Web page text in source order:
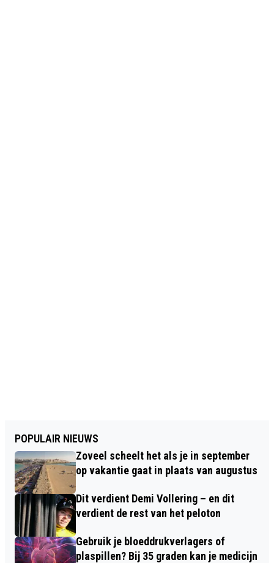
POPULAIR NIEUWS
Zoveel scheelt het als je in september
op vakantie gaat in plaats van augustus
Dit verdient Demi Vollering – en dit
verdient de rest van het peloton
Gebruik je bloeddrukverlagers of
plaspillen? Bij 35 graden kan je medicijn